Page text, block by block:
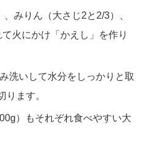
みりん（大さじ2と2/3）、
火にかけ「かえし」を作り
洗いして水分をしっかりと取
ります。
）もそれぞれ食べやすい大